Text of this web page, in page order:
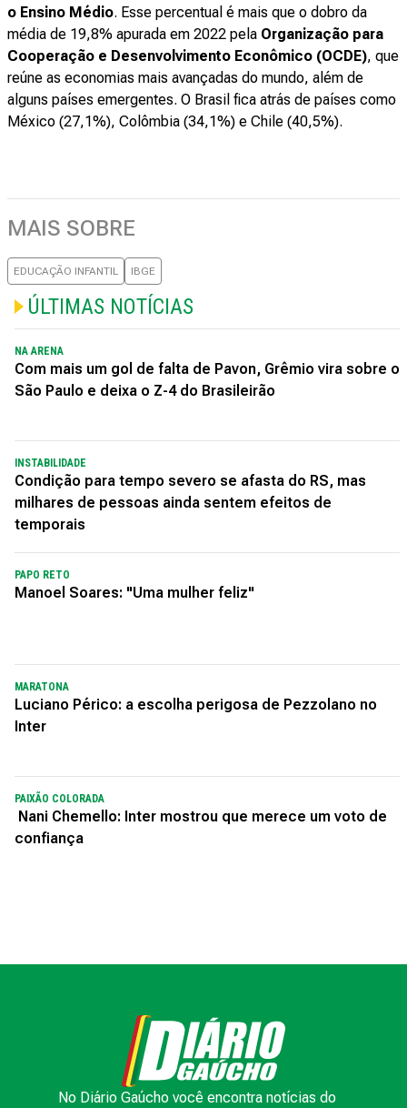
o Ensino Médio. Esse percentual é mais que o dobro da
média de 19,8% apurada em 2022 pela Organização para
Cooperação e Desenvolvimento Econômico (OCDE), que
reúne as economias mais avançadas do mundo, além de
alguns países emergentes. O Brasil fica atrás de países como
México (27,1%), Colômbia (34,1%) e Chile (40,5%).
MAIS SOBRE
EDUCAÇÃO INFANTIL IBGE
ÚLTIMAS NOTÍCIAS
NA ARENA
Com mais um gol de falta de Pavon, Grêmio vira sobre o
São Paulo e deixa o Z-4 do Brasileirão
INSTABILIDADE
Condição para tempo severo se afasta do RS, mas
milhares de pessoas ainda sentem efeitos de
temporais
PAPO RETO
Manoel Soares: "Uma mulher feliz"
MARATONA
Luciano Périco: a escolha perigosa de Pezzolano no
Inter
PAIXÃO COLORADA
Nani Chemello: Inter mostrou que merece um voto de
confiança
No Diário Gaúcho você encontra notícias do